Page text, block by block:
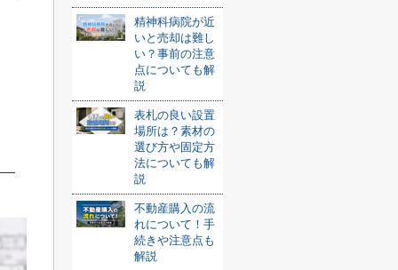
精神科病院が近
いと売却は難し
い？事前の注意
点についても解
説
表札の良い設置
場所は？素材の
選び方や固定方
法についても解
説
不動産購入の流
れについて！手
続きや注意点も
解説